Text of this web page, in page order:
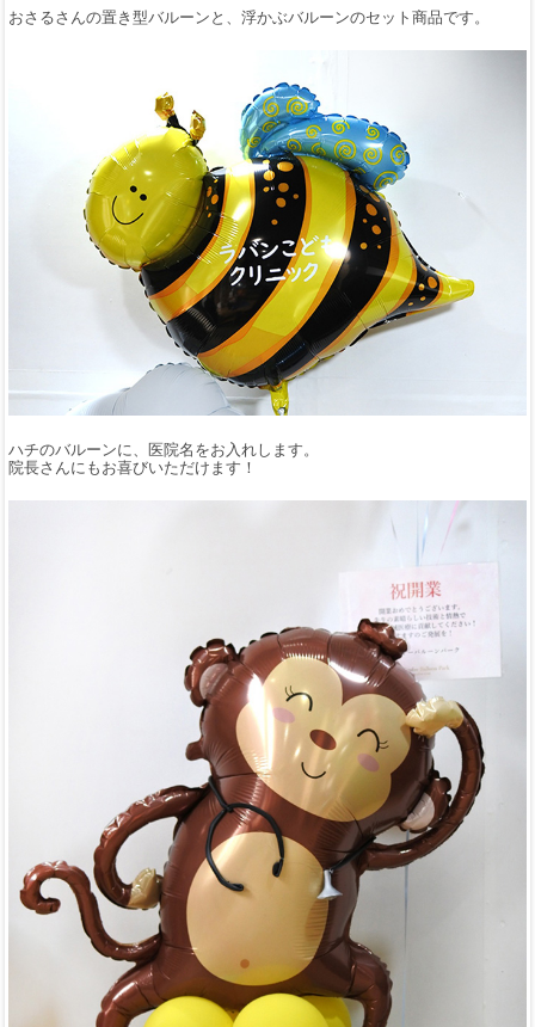
おさるさんの置き型バルーンと、浮かぶバルーンのセット商品です。
ハチのバルーンに、医院名をお入れします。
院長さんにもお喜びいただけます！